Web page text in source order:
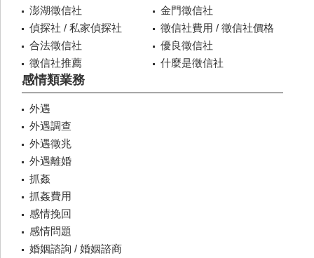
澎湖徵信社
金門徵信社
偵探社 / 私家偵探社
徵信社費用 / 徵信社價格
合法徵信社
優良徵信社
徵信社推薦
什麼是徵信社
感情類業務
外遇
外遇調查
外遇徵兆
外遇離婚
抓姦
抓姦費用
感情挽回
感情問題
婚姻諮詢 / 婚姻諮商